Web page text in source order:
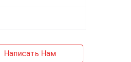
Написать Нам